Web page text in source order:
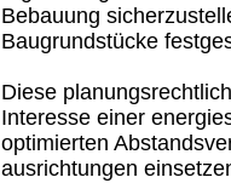
Bebauung
Baugrundstücke
Diese
Interesse einer
optimierten
ausrichtungen